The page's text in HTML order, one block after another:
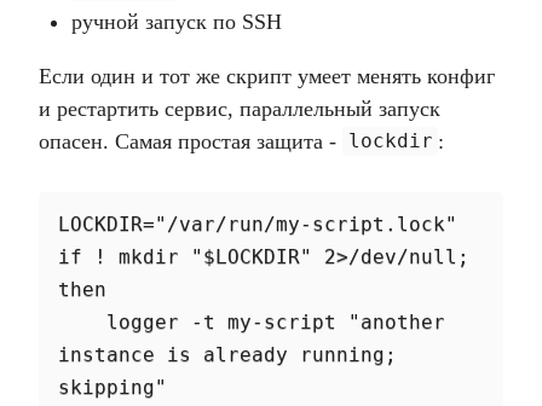
ручной запуск по SSH
Если один и тот же скрипт умеет менять конфиг
и рестартить сервис, параллельный запуск
опасен. Самая простая защита - lockdir :
LOCKDIR="/var/run/my-script.lock"
if ! mkdir "$LOCKDIR" 2>/dev/null;
then
instance is already running;
skipping"